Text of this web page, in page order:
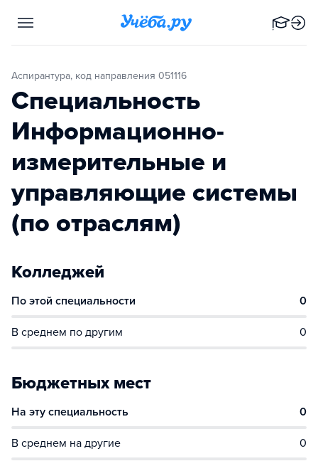
Аспирантура, код направления 051116
Специальность
Информационно-
измерительные и
управляющие системы
(по отраслям)
Колледжей
По этой специальности 0
В среднем по другим 0
Бюджетных мест
На эту специальность 0
В среднем на другие 0